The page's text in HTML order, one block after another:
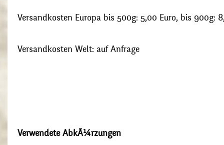
Versandkosten Europa bis 500g: 5,00 Euro, bis 900g:
Versandkosten Welt: auf Anfrage
Verwendete AbkÃ¼rzungen